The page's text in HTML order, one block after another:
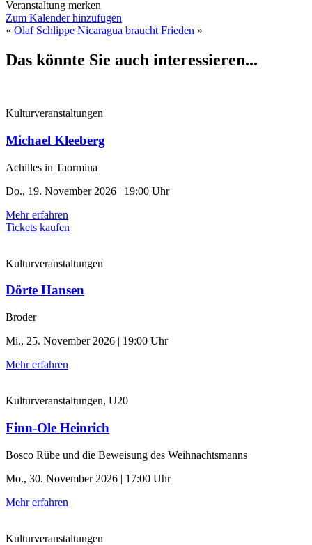
Veranstaltung merken
Zum Kalender hinzufügen
« Olaf Schlippe Nicaragua braucht Frieden »
Das könnte Sie auch interessieren...
Kulturveranstaltungen
Michael Kleeberg
Achilles in Taormina
Do., 19. November 2026 | 19:00 Uhr
Mehr erfahren
Tickets kaufen
Kulturveranstaltungen
Dörte Hansen
Broder
Mi., 25. November 2026 | 19:00 Uhr
Mehr erfahren
Kulturveranstaltungen, U20
Finn-Ole Heinrich
Bosco Rübe und die Beweisung des Weihnachtsmanns
Mo., 30. November 2026 | 17:00 Uhr
Mehr erfahren
Kulturveranstaltungen